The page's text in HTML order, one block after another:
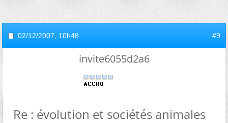
02/12/2007, 10h48 #9
invite6055d2a6
Re : évolution et sociétés animales